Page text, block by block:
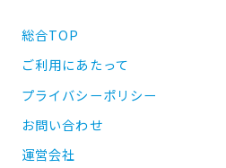
総合TOP
ご利用にあたって
プライバシーポリシー
お問い合わせ
運営会社